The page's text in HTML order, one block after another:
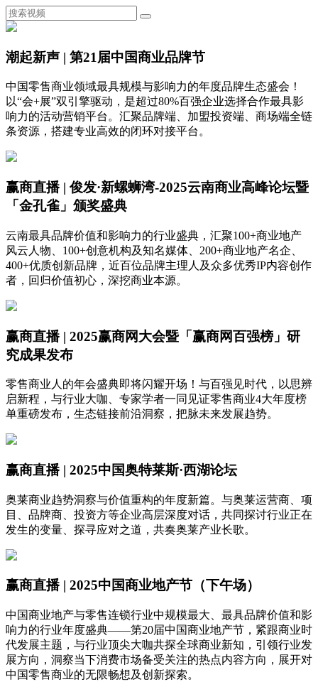
潮起新声 | 第21届中国商业品牌节
中国零售商业领域最具规模与影响力的年度品牌生态盛会！
以“会+展”双引擎驱动，是超过80%百强企业选择合作最具影
响力的活动营销平台。汇聚品牌端、加盟投资端、商场端全链
条资源，搭建专业高效的闭环对接平台。
赢商直播 | 俊发·新螺蛳湾-2025云南商业高峰论坛暨
「金孔雀」颁奖盛典
云南最具品牌价值和影响力的行业盛典，汇聚100+商业地产
风云人物、100+创意机构及知名媒体、200+商业地产名企、
400+优质创新品牌，近百位品牌主理人及众多优秀IP内容创作
者，回归价值初心，深挖商业本源。
赢商直播 | 2025赢商网大会暨「赢商网百强榜」研
究成果发布
零售商业人的年会盛典即将闪耀开场！与百强见时代，以思辨
启新程，与行业大咖、专家学者一同见证零售商业4大年度榜
单重磅发布，生态链接前沿洞察，把脉未来发展趋势。
赢商直播 | 2025中国奥特莱斯·西湖论坛
奥莱商业趋势洞察与价值重构的年度新篇。与奥莱运营商、项
目、品牌商、投资方等企业高层深度对话，共同探讨行业正在
发生的变量、探寻应对之道，共奏奥莱产业长歌。
赢商直播 | 2025中国商业地产节（下午场）
中国商业地产与零售连锁行业中规模最大、最具品牌价值和影
响力的行业年度盛典——第20届中国商业地产节，紧跟商业时
代发展主题，与行业顶尖大咖共探全球商业新知，引领行业发
展方向，洞察当下消费市场备受关注的热点内容方向，展开对
中国零售商业的无限畅想及创新探索。